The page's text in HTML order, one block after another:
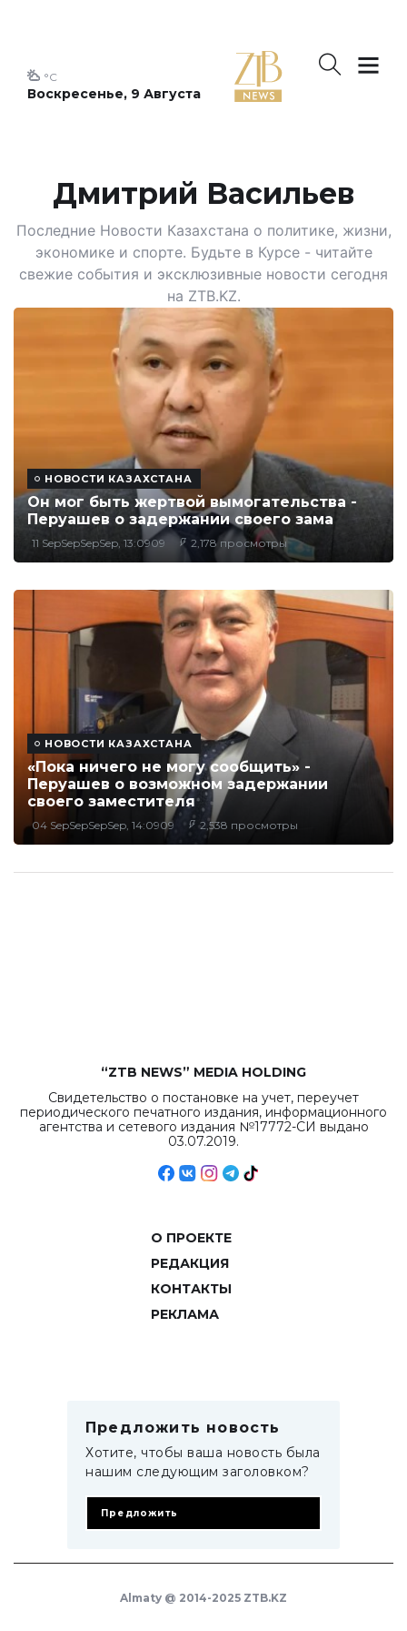
Воскресенье, 9 Августа
°C
Дмитрий Васильев
Последние Новости Казахстана о политике, жизни,
экономике и спорте. Будьте в Курсе - читайте
свежие события и эксклюзивные новости сегодня
на ZTB.KZ.
НОВОСТИ КАЗАХСТАНА
Он мог быть жертвой вымогательства -
Перуашев о задержании своего зама
11 SepSepSepSep, 13:0909 2,178 просмотры
НОВОСТИ КАЗАХСТАНА
«Пока ничего не могу сообщить» -
Перуашев о возможном задержании
своего заместителя
04 SepSepSepSep, 14:0909 2,538 просмотры
“ZTB NEWS” MEDIA HOLDING
Свидетельство о постановке на учет, переучет
периодического печатного издания, информационного
агентства и сетевого издания №17772-СИ выдано
03.07.2019.
О ПРОЕКТЕ
РЕДАКЦИЯ
КОНТАКТЫ
РЕКЛАМА
Предложить новость
Хотите, чтобы ваша новость была
нашим следующим заголовком?
Предложить
Almaty @ 2014-2025 ZTB.KZ